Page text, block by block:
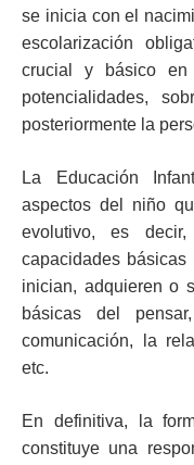
se inicia con el
escolarización
crucial y básico en
potencialidades,
posteriormente la
La Educación
aspectos del niño
evolutivo, es
capacidades
inician, adquieren o
básicas del
comunicación, la
etc.
En definitiva, la
constituye una